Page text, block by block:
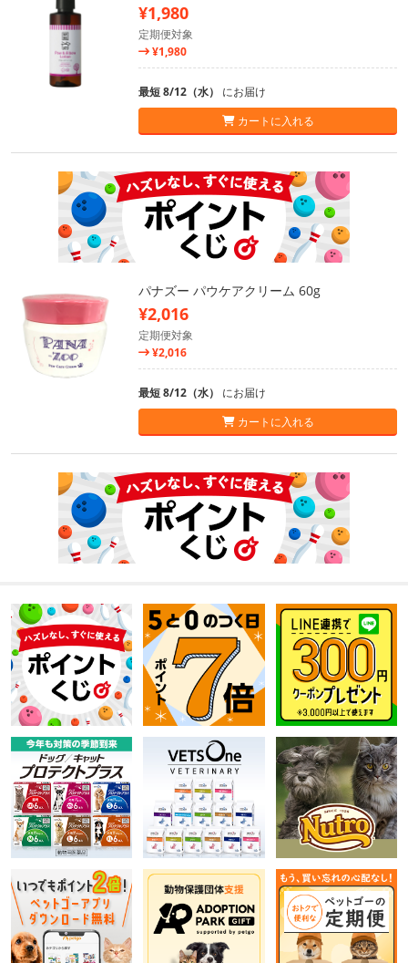
¥1,980
定期便対象
¥1,980
最短 8/12（水） にお届け
カートに入れる
パナズー パウケアクリーム 60g
¥2,016
定期便対象
¥2,016
最短 8/12（水） にお届け
カートに入れる